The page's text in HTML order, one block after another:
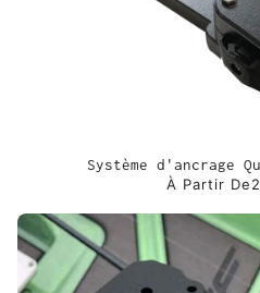
Système d'ancrage
À Partir De